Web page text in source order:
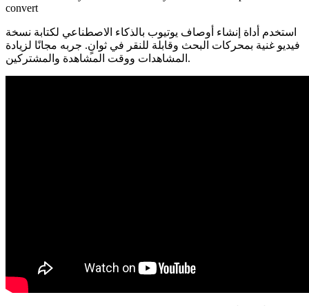
convert
استخدم أداة إنشاء أوصاف يوتيوب بالذكاء الاصطناعي لكتابة نسخة
فيديو غنية بمحركات البحث وقابلة للنقر في ثوانٍ. جربه مجانًا لزيادة
المشاهدات ووقت المشاهدة والمشتركين.